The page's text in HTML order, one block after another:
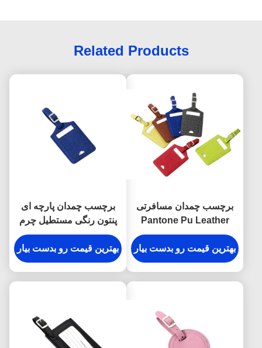
Related Products
برچسب چمدان مسافرتی
Pantone Pu Leather
Rectangle لوگوی تبلیغاتی
Hot Stamping
بهترین قیمت رو بدست بیار
برچسب چمدان پارچه ای
پنتون رنگی مستطیل چرم
مسافرتی پو
بهترین قیمت رو بدست بیار